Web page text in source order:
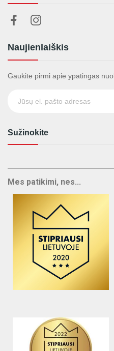
Naujienlaiškis
Gaukite pirmi apie ypatingas
Sužinokite
Mes patikimi, nes...